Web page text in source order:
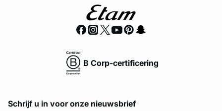
B Corp-certificering
Schrijf u in voor onze nieuwsbrief